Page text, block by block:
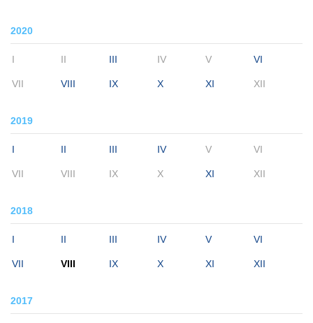
2020
I II III IV V VI
VII VIII IX X XI XII
2019
I II III IV V VI
VII VIII IX X XI XII
2018
I II III IV V VI
VII VIII IX X XI XII
2017